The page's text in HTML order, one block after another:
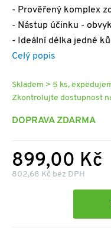
- Prověřený komplex
- Nástup účinku -
- Ideální délka jedné
Celý popis
Skladem > 5 ks,
Zkontrolujte dostupnost
DOPRAVA ZDARMA
899,00 Kč
802,68 Kč bez DPH